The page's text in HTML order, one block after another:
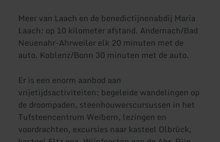
Meer van Laach en de benedictijnenabdij Maria
Laach: op 10 kilometer afstand. Andernach/Bad
Neuenahr-Ahrweiler elk 20 minuten met de
auto. Koblenz/Bonn 30 minuten met de auto.
Er is een enorm aanbod aan
vrijetijdsactiviteiten: begeleide wandelingen op
de droompaden, steenhouwerscursussen in het
Tufsteencentrum Weibern, lezingen en
voordrachten, excursies naar kasteel Olbrück,